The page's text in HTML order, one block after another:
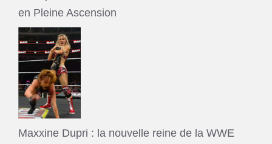
en Pleine Ascension
Maxxine Dupri : la nouvelle reine de la WWE